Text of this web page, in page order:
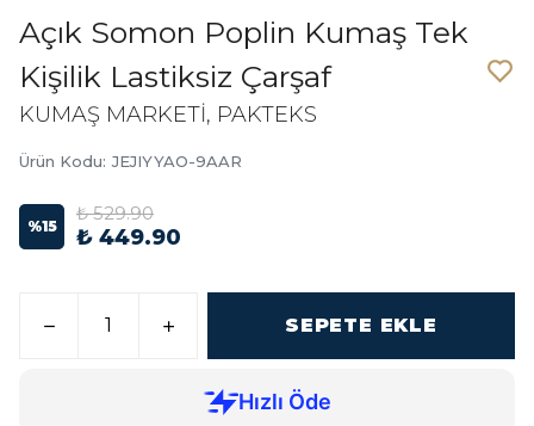
Açık Somon Poplin Kumaş Tek
Kişilik Lastiksiz Çarşaf
KUMAŞ MARKETİ, PAKTEKS
Ürün Kodu: JEJIYYAO-9AAR
%15
₺ 529.90
₺ 449.90
SEPETE EKLE